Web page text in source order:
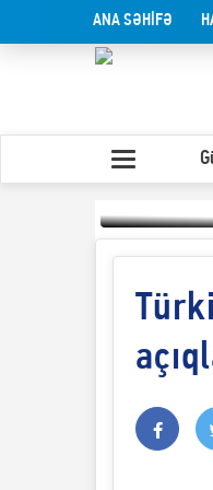
ANA SƏHİFƏ
Yaxın
müharibənin